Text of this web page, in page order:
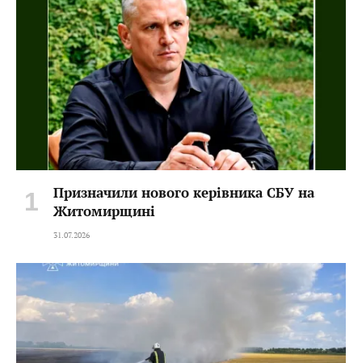
Призначили нового керівника СБУ на
Житомирщині
31.07.2026